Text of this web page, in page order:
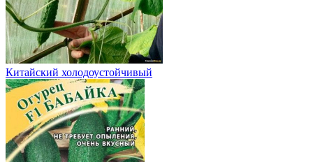
Китайский холодоустойчивый